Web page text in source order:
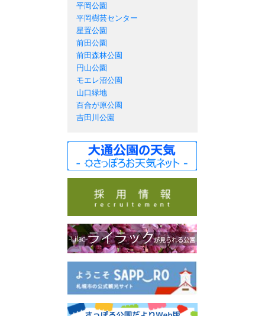
平岡公園
平岡樹芸センター
星置公園
前田公園
前田森林公園
円山公園
モエレ沼公園
山口緑地
百合が原公園
吉田川公園